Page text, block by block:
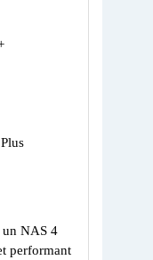
un NAS 4
performant